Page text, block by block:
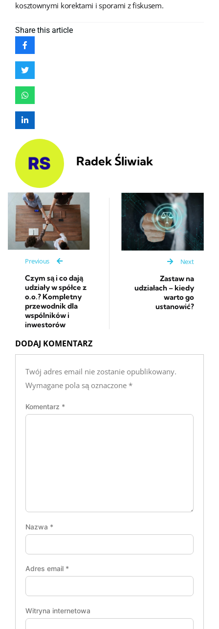
kosztownymi korektami i sporami z fiskusem.
Sharethis article
Radek Śliwiak
Previous
Czym są i co dają
udziały w spółce z
o.o.? Kompletny
przewodnik dla
wspólników i
inwestorów
Next
Zastaw na
udziałach – kiedy
warto go
ustanowić?
DODAJ KOMENTARZ
Twój adres email nie zostanie opublikowany.
Wymagane pola są oznaczone *
Komentarz *
Nazwa *
Adres email *
Witryna internetowa